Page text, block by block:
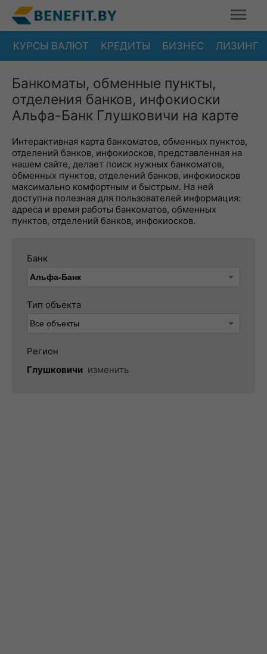
КУРСЫ ВАЛЮТ КРЕДИТЫ БИЗНЕС ЛИЗИНГ
Банкоматы, обменные пункты,
отделения банков, инфокиоски
Альфа-Банк Глушковичи на карте
Интерактивная карта банкоматов, обменных пунктов,
отделений банков, инфокиосков, представленная на
нашем сайте, делает поиск нужных банкоматов,
обменных пунктов, отделений банков, инфокиосков
максимально комфортным и быстрым. На ней
доступна полезная для пользователей информация:
адреса и время работы банкоматов, обменных
пунктов, отделений банков, инфокиосков.
Банк
Тип объекта
Регион
Глушковичи изменить